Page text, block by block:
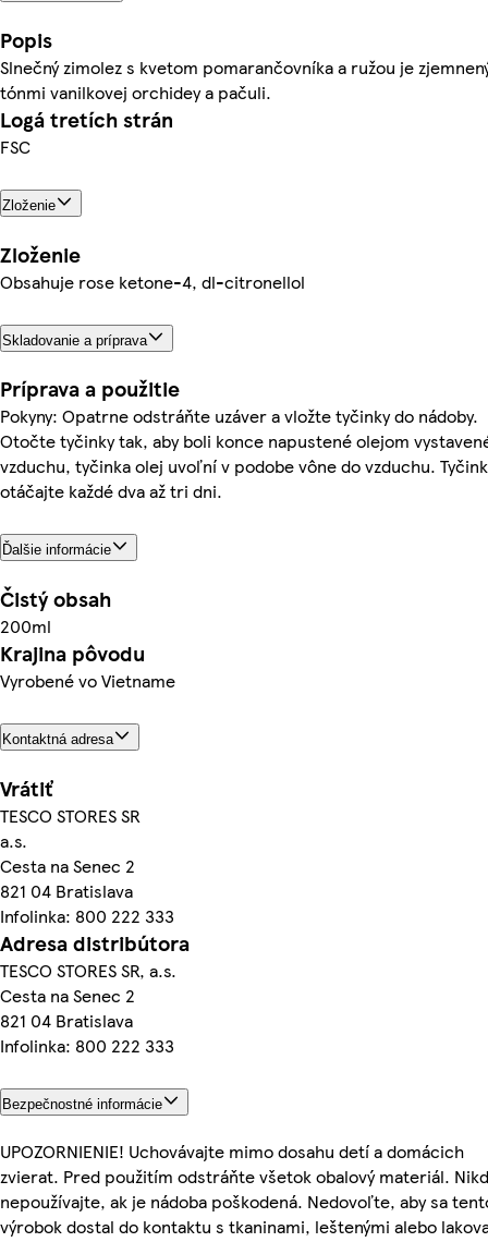
Popis
Slnečný zimolez s kvetom pomarančovníka a ružou je
tónmi vanilkovej orchidey a pačuli.
Logá tretích strán
FSC
Zloženie
Zloženie
Obsahuje rose ketone-4, dl-citronellol
Skladovanie a príprava
Príprava a použitie
Pokyny: Opatrne odstráňte uzáver a vložte tyčinky do nádoby.
Otočte tyčinky tak, aby boli konce napustené olejom
vzduchu, tyčinka olej uvoľní v podobe vône do vzduchu.
otáčajte každé dva až tri dni.
Ďalšie informácie
Čistý obsah
200ml
Krajina pôvodu
Vyrobené vo Vietname
Kontaktná adresa
Vrátiť
TESCO STORES SR
a.s.
Cesta na Senec 2
821 04 Bratislava
Infolinka: 800 222 333
Adresa distribútora
TESCO STORES SR, a.s.
Cesta na Senec 2
821 04 Bratislava
Infolinka: 800 222 333
Bezpečnostné informácie
UPOZORNIENIE! Uchovávajte mimo dosahu detí a domácich
zvierat. Pred použitím odstráňte všetok obalový materiál.
nepoužívajte, ak je nádoba poškodená. Nedovoľte, aby sa
výrobok dostal do kontaktu s tkaninami, leštenými alebo